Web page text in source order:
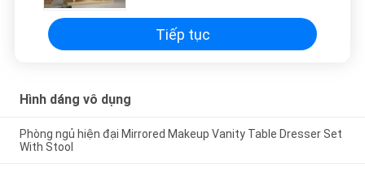
SITEMAP
Tiếp tục
Hình dáng vô dụng
Phòng ngủ hiện đại Mirrored Makeup Vanity Table Dresser Set
With Stool